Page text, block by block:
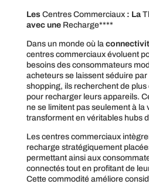
Les Centres Commerciaux: La
avec une Recharge****
Dans un monde où la
centres commerciaux évoluent
besoins des consommateurs
acheteurs se laissent séduire
shopping, ils recherchent de
pour recharger leurs appareils.
ne se limitent pas seulement à la
transforment en véritables hubs
Les centres commerciaux
recharge stratégiquement
permettant ainsi aux
connectés tout en profitant de
Cette commodité améliore